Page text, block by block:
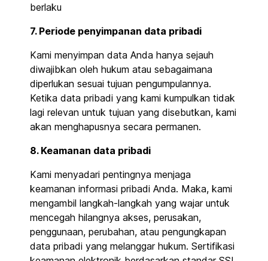
berlaku
7. Periode penyimpanan data pribadi
Kami menyimpan data Anda hanya sejauh
diwajibkan oleh hukum atau sebagaimana
diperlukan sesuai tujuan pengumpulannya.
Ketika data pribadi yang kami kumpulkan tidak
lagi relevan untuk tujuan yang disebutkan, kami
akan menghapusnya secara permanen.
8. Keamanan data pribadi
Kami menyadari pentingnya menjaga
keamanan informasi pribadi Anda. Maka, kami
mengambil langkah-langkah yang wajar untuk
mencegah hilangnya akses, perusakan,
penggunaan, perubahan, atau pengungkapan
data pribadi yang melanggar hukum. Sertifikasi